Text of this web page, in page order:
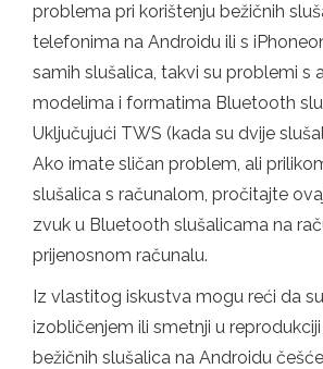
problema pri korištenju bežičnih
telefonima na Androidu ili s
samih slušalica, takvi su problemi s
modelima i formatima Bluetooth
Uključujući TWS (kada su dvije
Ako imate sličan problem, ali
slušalica s računalom, pročitajte
zvuk u Bluetooth slušalicama na
prijenosnom računalu.
Iz vlastitog iskustva mogu reći da
izobličenjem ili smetnji u
bežičnih slušalica na Androidu